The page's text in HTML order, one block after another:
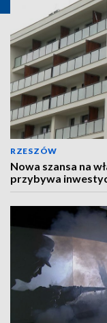
RZESZÓW
Nowa szansa na
przybywa